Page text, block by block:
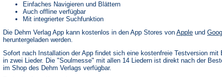
Einfaches Navigieren und Blättern
Auch offline verfügbar
Mit integrierter Suchfunktion
Die Dehm Verlag App kann kostenlos in den App Stores von Apple(Öffnet
neuen
Tab)
und
heruntergeladen werden.
Sofort nach Installation der App findet sich eine kostenfreie Testversion mit
in zwei Lieder. Die "Soulmesse" mit allen 14 Liedern ist direkt nach der
im Shop des Dehm Verlags verfügbar.